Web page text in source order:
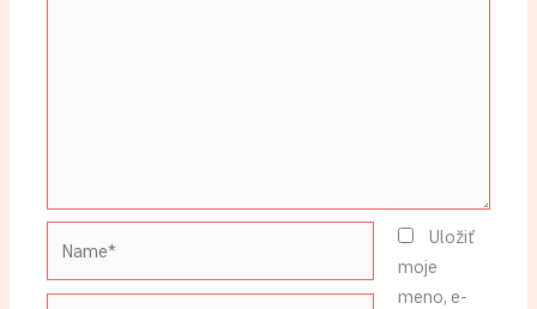
Uložiť
moje
meno, e-